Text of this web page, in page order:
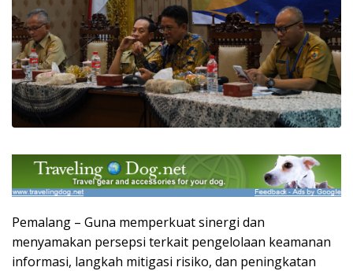
Pemalang – Guna memperkuat sinergi dan
menyamakan persepsi terkait pengelolaan keamanan
informasi, langkah mitigasi risiko, dan peningkatan